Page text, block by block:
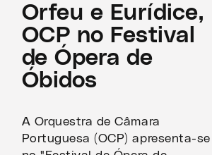
Orfeu e Eurídice,
OCP no Festival
de Ópera de
Óbidos
A Orquestra de Câmara
Portuguesa (OCP) apresenta-se